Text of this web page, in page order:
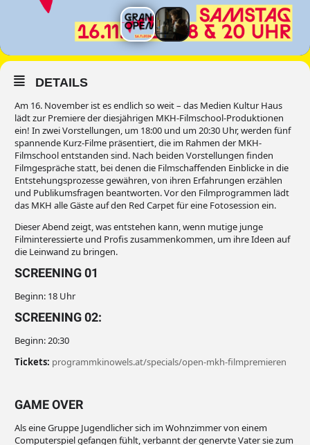
DETAILS
Am 16. November ist es endlich so weit – das Medien Kultur Haus
lädt zur Premiere der diesjährigen MKH-Filmschool-Produktionen
ein! In zwei Vorstellungen, um 18:00 und um 20:30 Uhr, werden fünf
spannende Kurz-Filme präsentiert, die im Rahmen der MKH-
Filmschool entstanden sind. Nach beiden Vorstellungen finden
Filmgespräche statt, bei denen die Filmschaffenden Einblicke in die
Entstehungsprozesse gewähren, von ihren Erfahrungen erzählen
und Publikumsfragen beantworten. Vor den Filmprogrammen lädt
das MKH alle Gäste auf den Red Carpet für eine Fotosession ein.
Dieser Abend zeigt, was entstehen kann, wenn mutige junge
Filminteressierte und Profis zusammenkommen, um ihre Ideen auf
die Leinwand zu bringen.
SCREENING 01
Beginn: 18 Uhr
SCREENING 02:
Beginn: 20:30
Tickets: programmkinowels.at/specials/open-mkh-filmpremieren
GAME OVER
Als eine Gruppe Jugendlicher sich im Wohnzimmer von einem
Computerspiel gefangen fühlt, verbannt der genervte Vater sie zum